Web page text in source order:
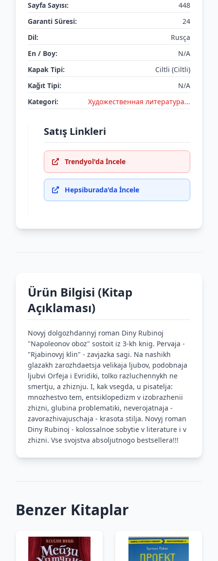
Sayfa Sayısı:
448
Garanti Süresi:
24
Dil:
Rusça
En / Boy:
N/A
Kapak Tipi:
Ciltli (Ciltli)
Kağıt Tipi:
N/A
Kategori:
Художественная литература...
Satış Linkleri
Trendyol'da İncele
Hepsiburada'da İncele
Ürün Bilgisi (Kitap
Açıklaması)
Novyj dolgozhdannyj roman Diny Rubinoj
"Napoleonov oboz" sostoit iz 3-kh knig. Pervaja -
"Rjabinovyj klin" - zavjazka sagi. Na nashikh
glazakh zarozhdaetsja velikaja ljubov, podobnaja
ljubvi Orfeja i Evridiki, tolko razluchennykh ne
smertju, a zhiznju. I, kak vsegda, u pisatelja:
mnozhestvo tem, entsiklopedizm v izobrazhenii
zhizni, glubina problematiki, neverojatnaja -
zavorazhivajuschaja - krasota stilja. Novyj roman
Diny Rubinoj - kolossalnoe sobytie v literature i v
zhizni. Vse svojstva absoljutnogo bestsellera!!!
Benzer Kitaplar